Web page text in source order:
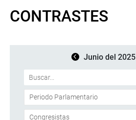
CONTRASTES
Junio del 2025